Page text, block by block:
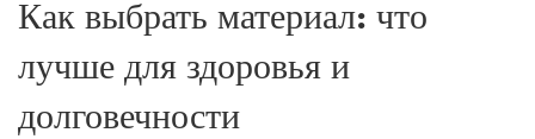
Как выбрать материал: что
лучше для здоровья и
долговечности